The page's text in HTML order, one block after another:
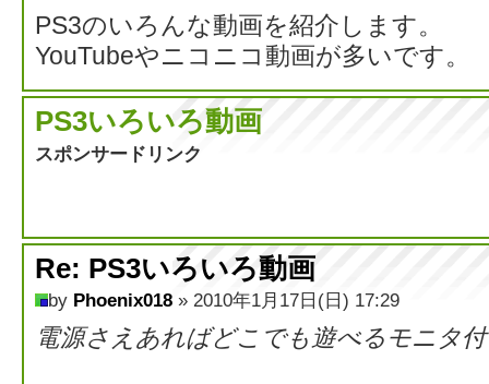
PS3のいろんな動画を紹介します。
YouTubeやニコニコ動画が多いです。
PS3いろいろ動画
スポンサードリンク
Re: PS3いろいろ動画
by Phoenix018 » 2010年1月17日(日) 17:29
電源さえあればどこでも遊べるモニタ